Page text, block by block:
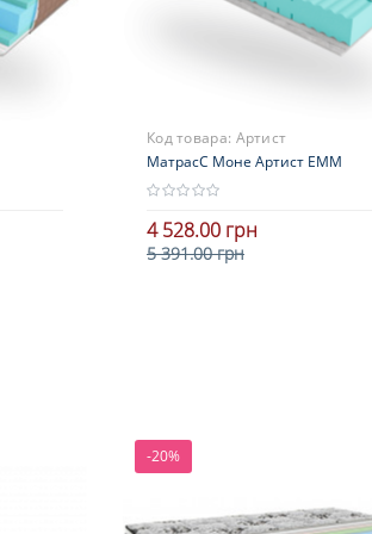
Код товара: Артист
МатрасС Моне Артист ЕММ
4 528.00 грн
5 391.00 грн
-20%